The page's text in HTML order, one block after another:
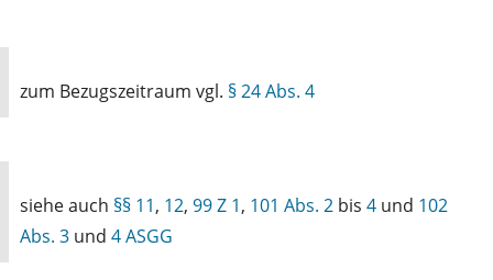
zum Bezugszeitraum vgl. § 24 Abs. 4
siehe auch §§ 11, 12, 99 Z 1, 101 Abs. 2 bis 4 und 102
Abs. 3 und 4 ASGG